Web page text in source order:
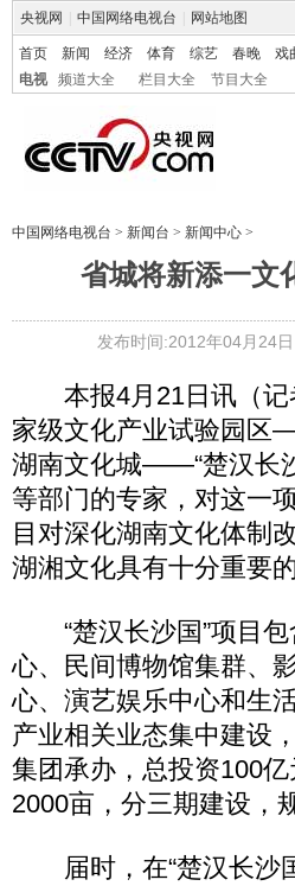
央视网 中国网络电视台 网站地图
首页 新闻 经济 体育 综艺 春晚 戏
电视
频道大全 栏目大全 节目大全
中国网络电视台 > 新闻台 > 新闻中心 >
省城将新添一文
发布时间:2012年04月24
本报4月21日讯（记
家级文化产业试验园区
湖南文化城――“楚汉长
等部门的专家，对这一
目对深化湖南文化体制
湖湘文化具有十分重要的
“楚汉长沙国”项目包
心、民间博物馆集群、
心、演艺娱乐中心和生
产业相关业态集中建设
集团承办，总投资100
2000亩，分三期建设，
届时，在“楚汉长沙